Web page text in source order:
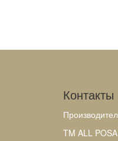
TM ALL POSA